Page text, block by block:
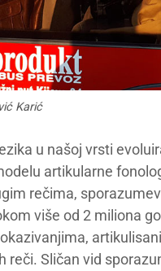
Karić
u našoj vrsti
artikularne
rečima,
više od 2 miliona
reči. Sličan vid